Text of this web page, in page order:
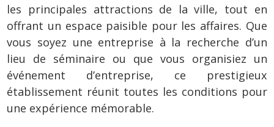
les principales attractions de la ville, tout en
offrant un espace paisible pour les affaires. Que
vous soyez une entreprise à la recherche d’un
lieu de séminaire ou que vous organisiez un
événement d’entreprise, ce prestigieux
établissement réunit toutes les conditions pour
une expérience mémorable.